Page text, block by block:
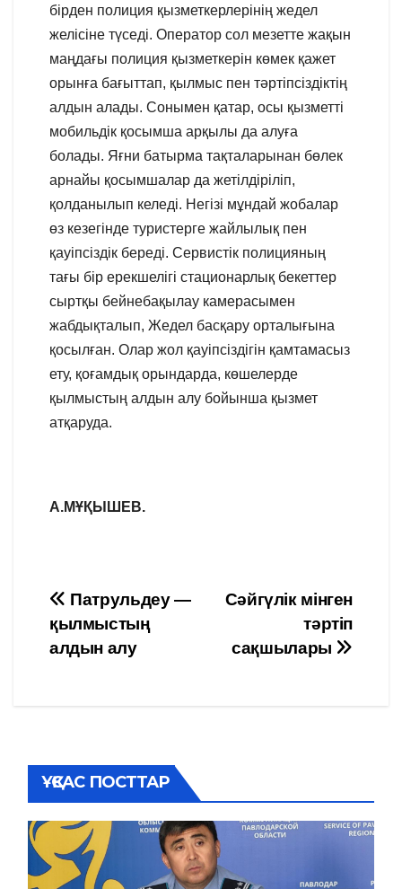
бірден полиция қызметкерлерінің жедел
желісіне түседі. Оператор сол мезетте жақын
маңдағы полиция қызметкерін көмек қажет
орынға бағыттап, қылмыс пен тәртіпсіздіктің
алдын алады. Сонымен қатар, осы қызметті
мобильдік қосымша арқылы да алуға
болады. Яғни батырма тақталарынан бөлек
арнайы қосымшалар да жетілдіріліп,
қолданылып келеді. Негізі мұндай жобалар
өз кезегінде туристерге жайлылық пен
қауіпсіздік береді. Сервистік полицияның
тағы бір ерекшелігі стационарлық бекеттер
сыртқы бейнебақылау камерасымен
жабдықталып, Жедел басқару орталығына
қосылған. Олар жол қауіпсіздігін қамтамасыз
ету, қоғамдық орындарда, көшелерде
қылмыстың алдын алу бойынша қызмет
атқаруда.
А.МҰҚЫШЕВ.
Навигация
по
Сәйгүлік мінген
тәртіп
сақшылары
Патрульдеу —
қылмыстың
алдын алу
ҰҚСАС ПОСТТАР